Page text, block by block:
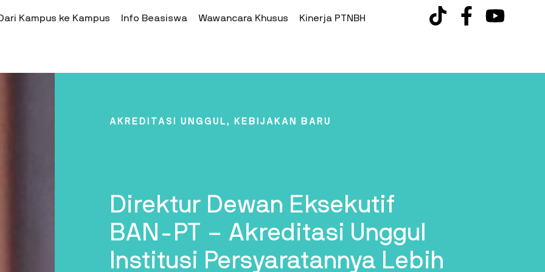
Kampus ke Kampus Info Beasiswa Wawancara Khusus Kinerja PTNBH
AKREDITASI UNGGUL , KEBIJAKAN BARU
Direktur Dewan Eksekutif
BAN-PT – Akreditasi Unggul
Institusi Persyaratannya Lebih